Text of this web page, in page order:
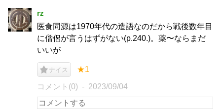
rz
医食同源は1970年代の造語なのだから戦後数年目
に僧侶が言うはずがない(p.240.)。薬〜ならまだ
いいが
ナイス ★1
コメント(0) 2023/09/04